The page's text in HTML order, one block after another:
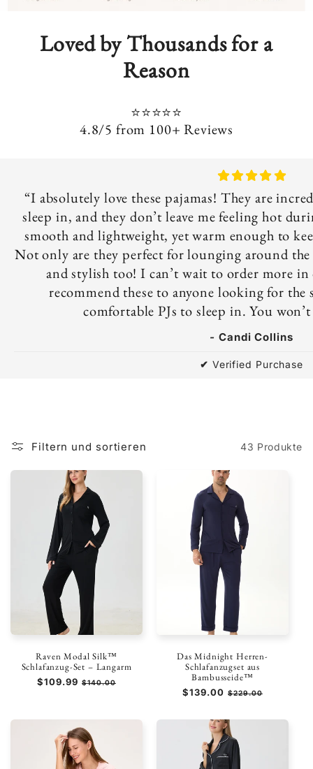
Loved by Thousands for a
Reason
⭐⭐⭐⭐⭐
4.8/5 from 100+ Reviews
“I absolutely love these pajamas! They are
sleep in, and they don’t leave me feeling hot
smooth and lightweight, yet warm enough to
Not only are they perfect for lounging around
and stylish too! I can’t wait to order more
recommend these to anyone looking for the
comfortable PJs to sleep in. You
-Candi Collins
✔ Verified Purchase
Filtern und sortieren 43 Produkte
Raven Modal Silk™
Schlafanzug-Set – Langarm
Normaler
$109.99 Verkaufspreis
$140.00
Das Midnight Herren-
Schlafanzugset aus
Bambusseide™
Normaler
$139.00 Verkaufspreis
$229.00